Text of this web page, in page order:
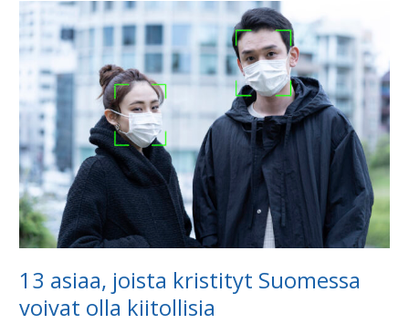
13 asiaa, joista kristityt Suomessa
voivat olla kiitollisia
13
asiaa,
joista
kristityt
Suomessa
voivat
olla
kiitollisia